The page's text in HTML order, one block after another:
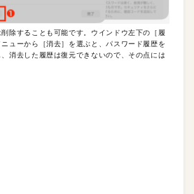
除することも可能です。ウインドウ左下の［履
ューから［消去］を選ぶと、パスワード履歴を
消去した履歴は復元できないので、その点には